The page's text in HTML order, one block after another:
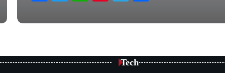
16 August 2025
Tech